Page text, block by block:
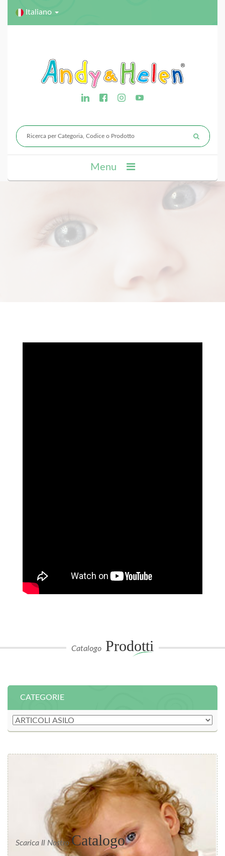
Italiano
Menu
Catalogo Prodotti
CATEGORIE
Scarica Il Nostro Catalogo